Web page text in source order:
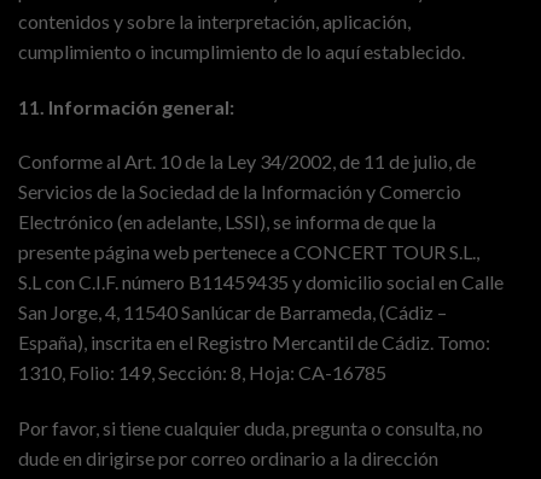
contenidos y sobre la interpretación, aplicación,
cumplimiento o incumplimiento de lo aquí establecido.
11. Información general:
Conforme al Art. 10 de la Ley 34/2002, de 11 de julio, de
Servicios de la Sociedad de la Información y Comercio
Electrónico (en adelante, LSSI), se informa de que la
presente página web pertenece a CONCERT TOUR S.L.,
S.L con C.I.F. número B11459435 y domicilio social en Calle
San Jorge, 4, 11540 Sanlúcar de Barrameda, (Cádiz –
España), inscrita en el Registro Mercantil de Cádiz. Tomo:
1310, Folio: 149, Sección: 8, Hoja: CA-16785
Por favor, si tiene cualquier duda, pregunta o consulta, no
dude en dirigirse por correo ordinario a la dirección